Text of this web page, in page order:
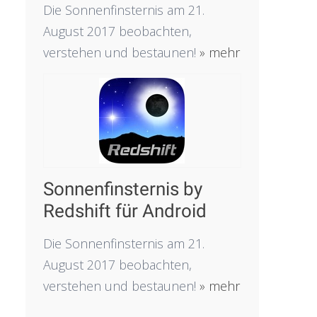
Die Sonnenfinsternis am 21.
August 2017 beobachten,
verstehen und bestaunen! » mehr
Sonnenfinsternis by
Redshift für Android
Die Sonnenfinsternis am 21.
August 2017 beobachten,
verstehen und bestaunen! » mehr